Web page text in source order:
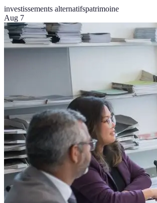
investissements alternatifspatrimoine
Aug 7